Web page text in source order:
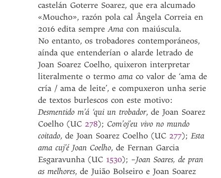
castelán Goterre Soarez, que era alcumado
«Moucho», razón pola cal Ângela Correia en
2016 edita sempreAmacon maiúscula.
No entanto, os trobadores contemporáneos,
aínda que entenderían o alarde letrado de
Joan Soarez Coelho, quixeron interpretar
literalmente o termoamaco valor de ‘ama de
cría / ama de leite’, e compuxeron unha serie
de textos burlescos con este motivo:
Desmentido m’á ‘qui un trobador, de Joan Soarez
Coelho (UC 278);Com’oj’eu vivo no mundo
coitado, de Joan Soarez Coelho (UC 277);Esta
ama cuj’é Joan Coelho, de Fernan Garcia
Esgaravunha (UC 1530); –Joan Soares, de pran
as melhores, de Juião Bolseiro e Joan Soarez